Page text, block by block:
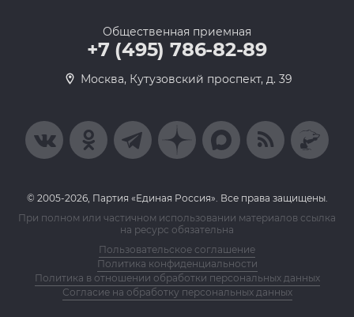
Общественная приемная
+7 (495) 786-82-89
Москва, Кутузовский проспект, д. 39
© 2005-2026, Партия «Единая Россия». Все права защищены.
При полном или частичном использовании материалов ссылка
на ресурс обязательна
Пользовательское соглашение
Политика конфиденциальности
Политика в отношении обработки персональных данных
Согласие на обработку персональных данных